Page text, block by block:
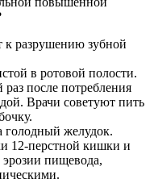
к разрушению зубной
в ротовой полости.
после потребления
Врачи советуют пить
голодный желудок.
12-перстной кишки и
эрозии пищевода,